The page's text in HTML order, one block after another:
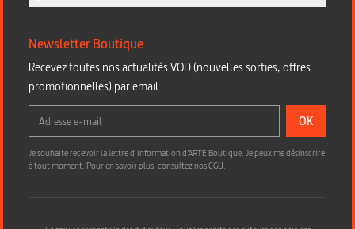
Newsletter Boutique
Recevez toutes nos actualités VOD (nouvelles sorties, offres
promotionnelles) par email
OK
Je souhaite recevoir la lettre d’information d'ARTE Boutique. Je peux me désinscrire
à tout moment. Pour en savoir plus,consultez nos CGU.